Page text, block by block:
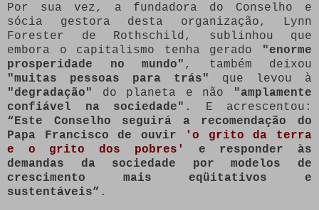
Por sua vez, a fundadora do Conselho e
sócia gestora desta organização, Lynn
Forester de Rothschild, sublinhou que
embora o capitalismo tenha gerado
"enorme
prosperidade no mundo" , também deixou
"muitas pessoas para trás"
que levou à
"degradação"
do planeta e não
"amplamente
confiável na sociedade" . E acrescentou:
“Este Conselho seguirá a recomendação do
Papa Francisco de ouvir
'o grito da terra
e o grito dos pobres'
e responder às
demandas da sociedade por modelos de
crescimento mais eqüitativos e
sustentáveis” .